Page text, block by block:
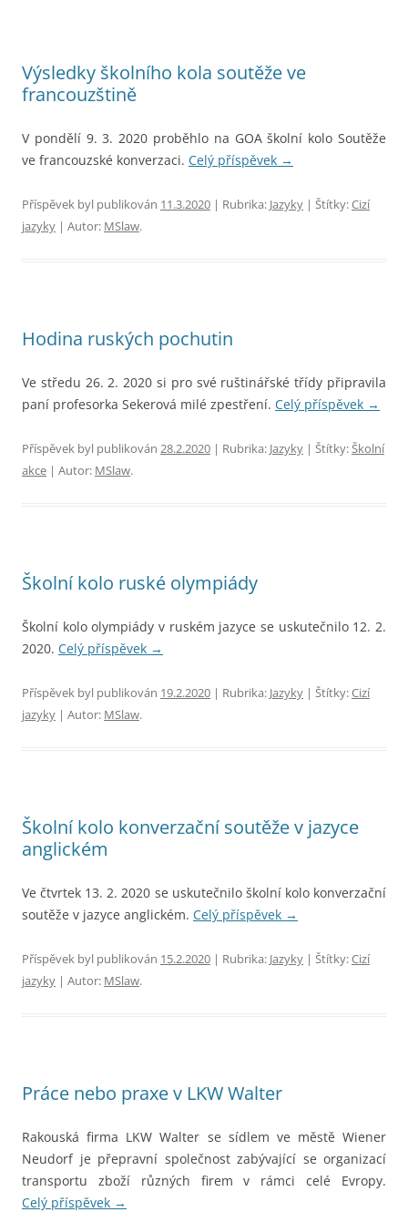
Výsledky školního kola soutěže ve
francouzštině
V pondělí 9. 3. 2020 proběhlo na GOA školní kolo Soutěže
ve francouzské konverzaci. Celý příspěvek →
Příspěvek byl publikován 11.3.2020 | Rubrika: Jazyky | Štítky:Cizí
jazyky | Autor: MSlaw.
Hodina ruských pochutin
Ve středu 26. 2. 2020 si pro své ruštinářské třídy připravila
paní profesorka Sekerová milé zpestření. Celý příspěvek →
Příspěvek byl publikován 28.2.2020 | Rubrika: Jazyky | Štítky:Školní
akce | Autor: MSlaw.
Školní kolo ruské olympiády
Školní kolo olympiády v ruském jazyce se uskutečnilo 12. 2.
2020. Celý příspěvek →
Příspěvek byl publikován 19.2.2020 | Rubrika: Jazyky | Štítky:Cizí
jazyky | Autor: MSlaw.
Školní kolo konverzační soutěže v jazyce
anglickém
Ve čtvrtek 13. 2. 2020 se uskutečnilo školní kolo konverzační
soutěže v jazyce anglickém. Celý příspěvek →
Příspěvek byl publikován 15.2.2020 | Rubrika: Jazyky | Štítky:Cizí
jazyky | Autor: MSlaw.
Práce nebo praxe v LKW Walter
Rakouská firma LKW Walter se sídlem ve městě Wiener
Neudorf je přepravní společnost zabývající se organizací
transportu zboží různých firem v rámci celé Evropy.
Celý příspěvek →